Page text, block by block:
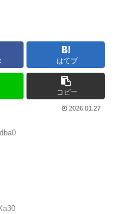
はてブ
コピー
2026.01.27